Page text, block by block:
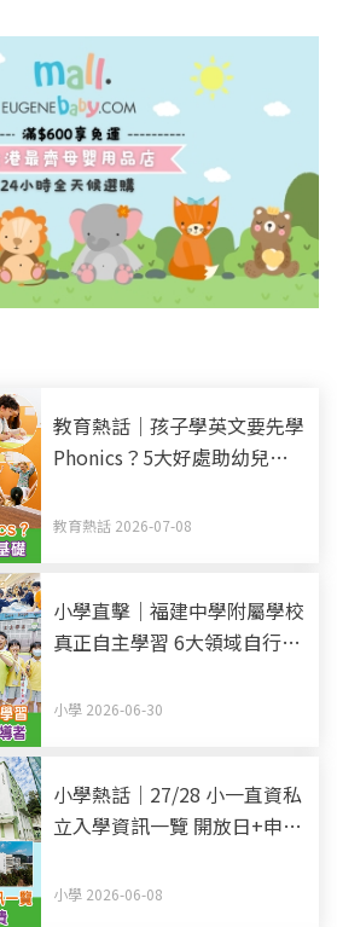
教育熱話｜孩子學英文要先學
Phonics？5大好處助幼兒打
教育熱話 2026-07-08
小學直擊｜福建中學附屬學校
真正自主學習 6大領域自行選
小學 2026-06-30
小學熱話｜27/28 小一直資私
立入學資訊一覽 開放日+申請
小學 2026-06-08